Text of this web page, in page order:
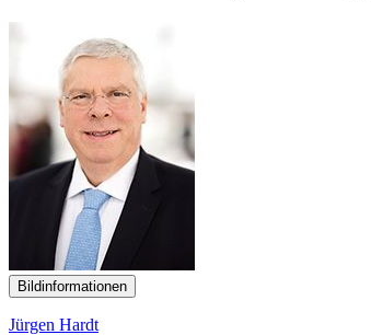
Bildinformationen
Jürgen Hardt